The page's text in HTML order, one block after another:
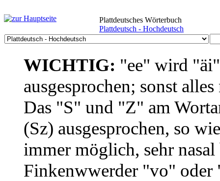
Plattdeutsches Wörterbuch
Plattdeutsch - Hochdeutsch
WICHTIG: "ee" wird
ausgesprochen; sonst
Das "S" und "Z" am
(Sz) ausgesprochen, so
immer möglich, sehr
Finkenwwerder "vo"